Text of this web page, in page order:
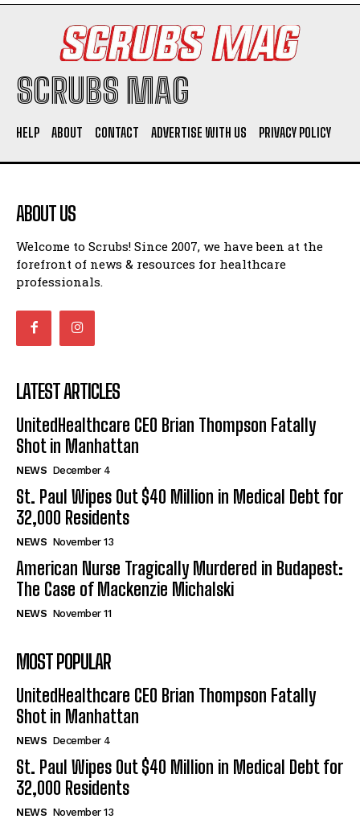
SCRUBS MAG
HELP ABOUT CONTACT ADVERTISE WITH US PRIVACY POLICY
ABOUT US
Welcome to Scrubs! Since 2007, we have been at the
forefront of news & resources for healthcare
professionals.
LATEST ARTICLES
UnitedHealthcare CEO Brian Thompson Fatally
Shot in Manhattan
NEWS December 4
St. Paul Wipes Out $40 Million in Medical Debt for
32,000 Residents
NEWS November 13
American Nurse Tragically Murdered in Budapest:
The Case of Mackenzie Michalski
NEWS November 11
MOST POPULAR
UnitedHealthcare CEO Brian Thompson Fatally
Shot in Manhattan
NEWS December 4
St. Paul Wipes Out $40 Million in Medical Debt for
32,000 Residents
NEWS November 13